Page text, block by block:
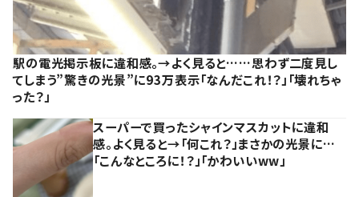
駅の電光掲示板に違和感。→よく見ると……思わず二度見し
てしまう”驚きの光景”に93万表示「なんだこれ！？」「壊れちゃ
った？」
スーパーで買ったシャインマスカットに違和
感。よく見ると→「何これ？」まさかの光景に…
「こんなところに！？」「かわいいww」